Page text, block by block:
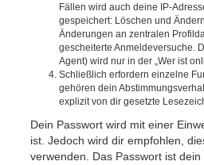
Fällen wird auch deine IP-
gespeichert: Löschen und
Änderungen an zentralen
gescheiterte Anmeldeversuche.
Agent) wird nur in der „Wer ist
Schließlich erfordern einzelne
gehören dein
explizit von dir gesetzte
Dein Passwort wird mit einer
ist. Jedoch wird dir empfohlen,
verwenden. Das Passwort ist